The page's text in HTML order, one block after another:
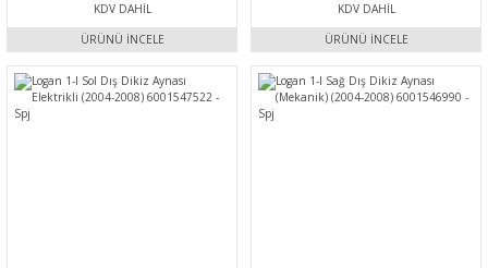
KDV DAHIL
ÜRÜNÜ İNCELE
KDV DAHIL
ÜRÜNÜ İNCELE